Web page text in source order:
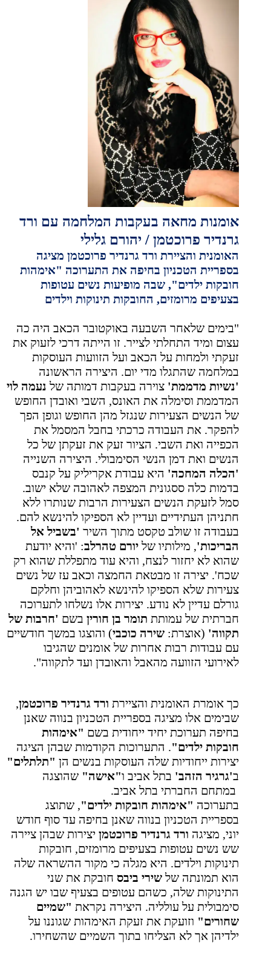
אומנות מחאה בעקבות המלחמה עם ורד
גרנדיר פרוכטמן / יהורם גלילי
האומנית והציירת ורד גרנדיר פרוכטמן מציגה
בספריית הטכניון בחיפה את התערוכה "אימהות
חובקות ילדים", שבה מופיעות נשים עטופות
בצעיפים מרומזים, החובקות תינוקות וילדים
"בימים שלאחר השבעה באוקטובר הכאב היה כה
עצום ומיד התחלתי לצייר. זו הייתה דרכי לזעוק את
זעקתי ולמחות על הכאב ועל הזוועות העוסקות
במלחמה שהתגלו מדי יום. היצירה הראשונה
'נשיות מדממת' צוירה בעקבות דמותה של נעמה לוי
המדממת וסימלה את האונס, השבי ואובדן החופש
של הנשים הצעירות שנגזל מהן החופש וגופן הפך
להפקר. את העבודה כרכתי בחבל המסמל את
הכפייה ואת השבי. הציור זעק את זעקתן של כל
הנשים ואת דמן הנשי הסימבולי. היצירה השנייה
'הכלה המחכה' היא עבודת אקריליק על קנבס
בדמות כלה ססגונית המצפה לאהובה שלא ישוב.
סמל לזעקת הנשים הצעירות הרבות שנותרו ללא
חתניהן העתידיים ועדיין לא הספיקו להינשא להם.
בעבודה זו שולב טקסט מתוך השיר 'בשביל אל
הבריכות', מילותיו שליורם טהרלב: 'והיא יודעת
שהוא לא יחזור לנצח, והיא עוד מתפללת שהוא רק
שכח'. יצירה זו מבטאת החמצה וכאב עז של נשים
צעירות שלא הספיקו להינשא לאהוביהן וחלקם
גורלם עדיין לא נודע. יצירות אלו נשלחו לתערוכה
חברתית של עמותת תומר בן חורין בשם 'חרבות של
תקווה' (אוצרת: שירה כוכבי) והוצגו במשך חודשיים
עם עבודות רבות אחרות של אומנים שהגיבו
לאירועי הזוועה מהאבל והאובדן ועד לתקווה".
כך אומרת האומנית והציירת ורד גרנדיר פרוכטמן,
שבימים אלו מציגה בספריית הטכניון בנווה שאנן
בחיפה תערוכת יחיד ייחודית בשם "אימהות
חובקות ילדים". התערוכות הקודמות שבהן הציגה
יצירות ייחודיות שלה העוסקות בנשים הן "תלתלים"
ב'גרגיר הזהב' בתל אביב ו"אישה" שהוצגה
במתחם החברתי בתל אביב.
בתערוכה "אימהות חובקות ילדים", שתוצג
בספריית הטכניון בנווה שאנן בחיפה עד סוף חודש
יוני, מציגה ורד גרנדיר פרוכטמן יצירות שבהן ציירה
שש נשים עטופות בצעיפים מרומזים, חובקות
תינוקות וילדים. היא מגלה כי מקור ההשראה שלה
הוא תמונתה שלשירי ביבס חובקת את שני
התינוקות שלה, כשהם עטופים בצעיף שבו יש הגנה
סימבולית על עולליה. היצירה נקראת "שמיים
שחורים" וזועקת את זעקת האימהות שגוננו על
ילדיהן אך לא הצליחו בתוך השמיים שהשחירו.